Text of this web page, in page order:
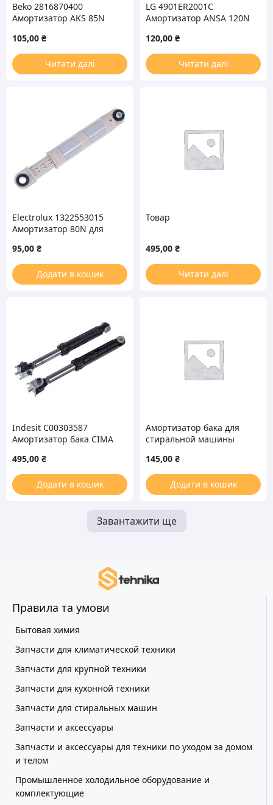
Beko 2816870400
Амортизатор AKS 85N
105,00 ₴
Читати далі
LG 4901ER2001C
Амортизатор ANSA 120N
120,00 ₴
Читати далі
Electrolux 1322553015
Амортизатор 80N для
95,00 ₴
Додати в кошик
Товар
495,00 ₴
Читати далі
Indesit C00303587
Амортизатор бака CIMA
стиральной машины
(C00196002)
495,00 ₴
Додати в кошик
Амортизатор бака для
стиральной машины
100N
145,00 ₴
Додати в кошик
Завантажити ще
Правила та умови
Бытовая химия
Запчасти для климатической техники
Запчасти для крупной техники
Запчасти для кухонной техники
Запчасти для стиральных машин
Запчасти и аксессуары
Запчасти и аксессуары для техники по уходом за домом
и телом
Промышленное холодильное оборудование и
комплектующие